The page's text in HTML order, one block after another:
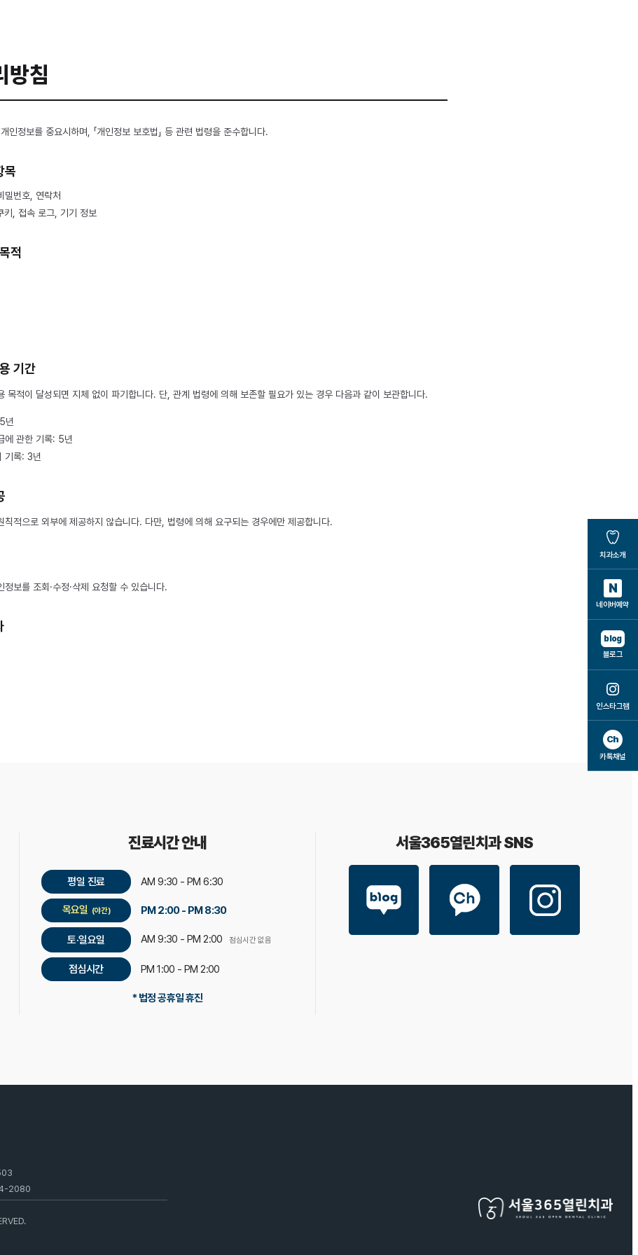
치과소개
N
네이버예약
blog
블로그
인스타그램
Ch
카톡채널
방침
인정보를 중요시하며, 「개인정보 보호법」 등 관련 법령을 준수합니다.
목
밀번호, 연락처
키, 접속 로그, 기기 정보
적
기간
목적이 달성되면 지체 없이 파기합니다. 단, 관계 법령에 의해 보존할 필요가 있는 경우 다음과 같이 보관합니다.
년
에 관한 기록: 5년
기록: 3년
칙적으로 외부에 제공하지 않습니다. 다만, 법령에 의해 요구되는 경우에만 제공합니다.
보를 조회·수정·삭제 요청할 수 있습니다.
진료시간 안내
평일 진료 AM 9:30 - PM 6:30
목요일 (야간) PM 2:00 - PM 8:30
토·일요일 AM 9:30 - PM 2:00 점심시간 없음
점심시간 PM 1:00 - PM 2:00
* 법정 공휴일 휴진
서울365열린치과 SNS
2080